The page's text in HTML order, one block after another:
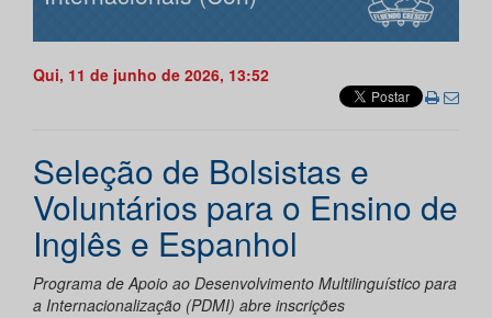
Qui, 11 de junho de 2026, 13:52
Seleção de Bolsistas e
Voluntários para o Ensino de
Inglês e Espanhol
Programa de Apoio ao Desenvolvimento Multilinguístico para
a Internacionalização (PDMI) abre inscrições